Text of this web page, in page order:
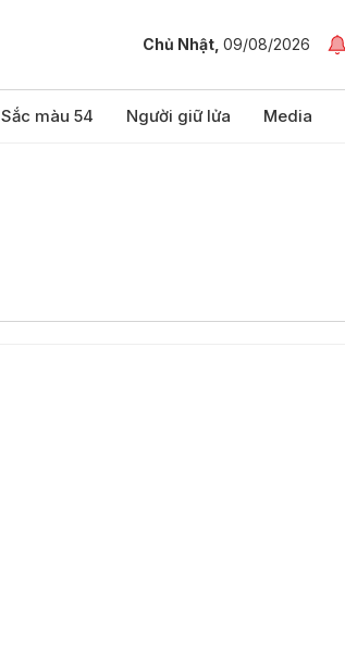
Chủ Nhật, 09/08/2026
Sắc màu 54 Người giữ lửa Media